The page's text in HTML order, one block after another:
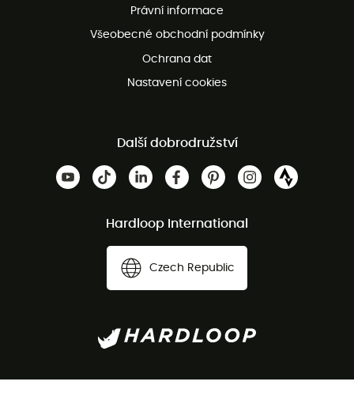
Bezplatná zákaznická služba
Právní informace
Všeobecné obchodní podmínky
Ochrana dat
Nastavení cookies
Další dobrodružství
Hardloop International
Czech Republic